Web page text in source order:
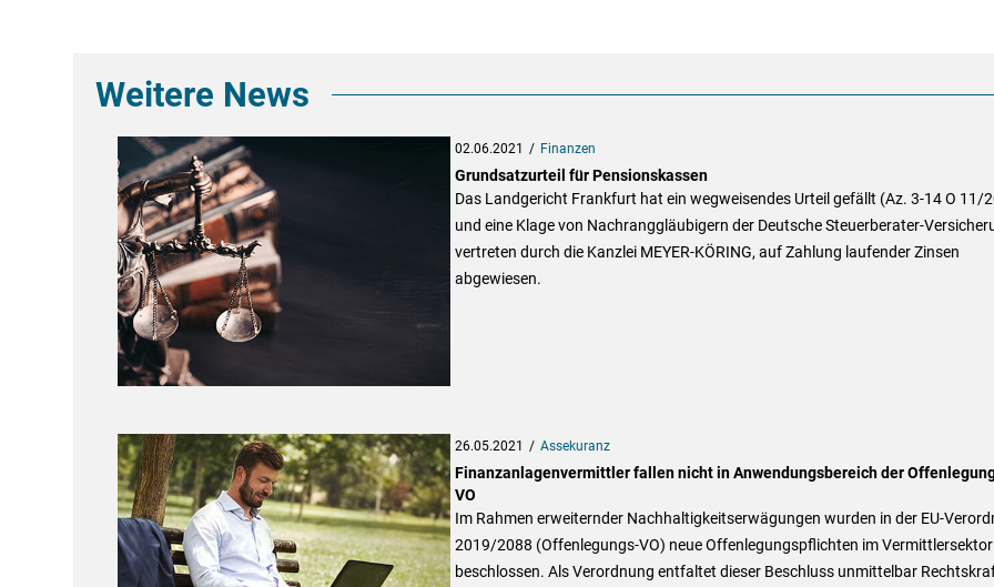
Weitere News
02.06.2021 Finanzen
Grundsatzurteil für Pensionskassen
Das Landgericht Frankfurt hat ein wegweisendes Urteil gefällt (Az. 3-14 O 11/
und eine Klage von Nachranggläubigern der Deutsche Steuerberater-
vertreten durch die Kanzlei MEYER-KÖRING, auf Zahlung laufender Zinsen
abgewiesen.
26.05.2021 Assekuranz
Finanzanlagenvermittler fallen nicht in Anwendungsbereich der
VO
Im Rahmen erweiternder Nachhaltigkeitserwägungen wurden in der EU-
2019/2088 (Offenlegungs-VO) neue Offenlegungspflichten im Vermittlersektor
beschlossen. Als Verordnung entfaltet dieser Beschluss unmittelbar